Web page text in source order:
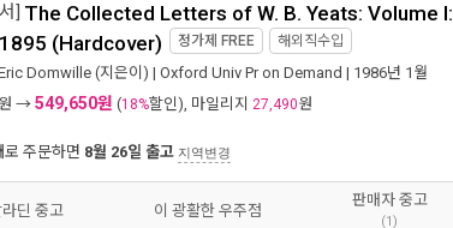
] The Collected Letters of W. B. Yeats: Volume I:
(Hardcover) 정가제 FREE 해외직수입
Domwille(지은이) | Oxford Univ Pr on Demand | 1986년 1월
원 → 549,650원 (18%할인), 마일리지 27,490원
로 주문하면 8월 26일 출고 지역변경
라딘 중고 이 광활한 우주점
판매자 중고
(1)